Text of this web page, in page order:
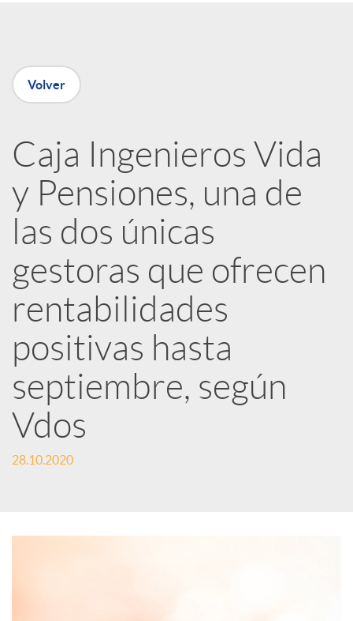
n
e
d
e
s
S
o
c
Volver
Caja Ingenieros Vida
y Pensiones, una de
las dos únicas
gestoras que ofrecen
rentabilidades
positivas hasta
septiembre, según
Vdos
28.10.2020